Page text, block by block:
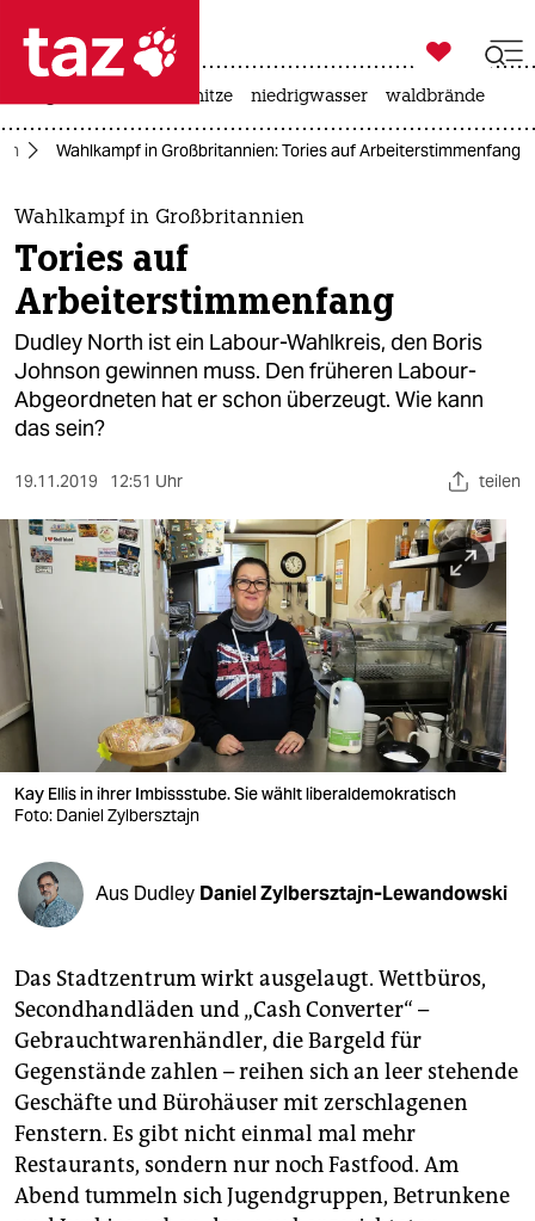
 taz zahl ich
taz zahl ich
themen
politik
öko
gesellschaft
kultur
sport
berlin
nord
wahrheit
verlag
verlag
veranstaltungen
fragen & hilfe
unterstützen
abo
genossenschaft
epaper login

taz zahl ich
hitze niedrigwasser waldbrände
Wahlkampf in Großbritannien: Tories auf Arbeiterstimmenfang
Wahlkampf in Großbritannien
Tories auf
Arbeiterstimmenfang
Dudley North ist ein Labour-Wahlkreis, den Boris
Johnson gewinnen muss. Den früheren Labour-
Abgeordneten hat er schon überzeugt. Wie kann
das sein?
19.11.2019 12:51 Uhr teilen
Kay Ellis in ihrer Imbissstube. Sie wählt liberaldemokratisch
Foto: Daniel Zylbersztajn
Aus Dudley Daniel Zylbersztajn-Lewandowski
Das Stadtzentrum wirkt ausgelaugt. Wettbüros,
Secondhandläden und „Cash Converter“ –
Gebrauchtwarenhändler, die Bargeld für
Gegenstände zahlen – reihen sich an leer stehende
Geschäfte und Bürohäuser mit zerschlagenen
Fenstern. Es gibt nicht einmal mal mehr
Restaurants, sondern nur noch Fastfood. Am
Abend tummeln sich Jugendgruppen, Betrunkene